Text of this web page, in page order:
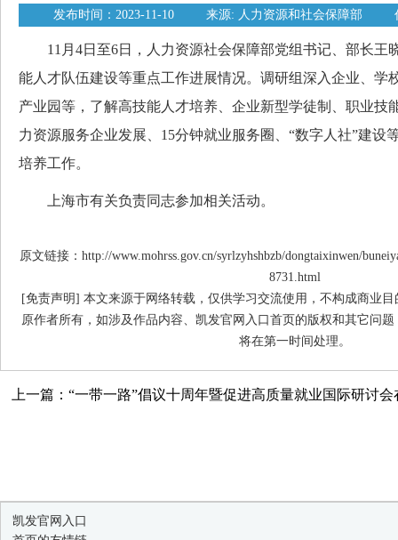
发布时间：2023-11-10 来源: 人力资源和社会保障部
11月4日至6日，人力资源社会保障部党组书记、部长王
能人才队伍建设等重点工作进展情况。调研组深入企业、学
产业园等，了解高技能人才培养、企业新型学徒制、职业技
力资源服务企业发展、15分钟就业服务圈、“数字人社”建设
培养工作。
上海市有关负责同志参加相关活动。
原文链接：http://www.mohrss.gov.cn/syrlzyhshbzb/dongtaixinwen/
8731.html
[免责声明] 本文来源于网络转载，仅供学习交流使用，不构成商业
原作者所有，如涉及作品内容、凯发官网入口首页的版权和其它问
将在第一时间处理。
上一篇：“一带一路”倡议十周年暨促进高质量就业国际研讨
凯发官网入口